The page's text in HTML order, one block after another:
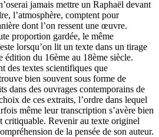
jamais mettre un Raphaël devant
l’atmosphère, comptent pour
dont l’on ressent une œuvre.
proportion gardée, le même
lorsqu’on lit un texte dans un tirage
édition du 16ème au 18ème siècle.
des textes scientifiques que
bien souvent sous forme de
dans des ouvrages contemporains de
de ces extraits, l’ordre dans lequel
même leur transcription s’avère bien
critiquable. Revenir au texte originel
de la pensée de son auteur.